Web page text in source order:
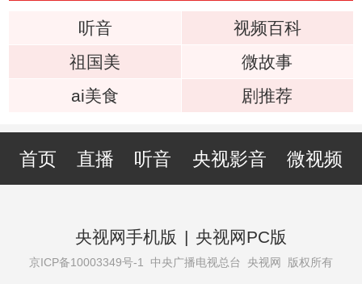
听音
视频百科
祖国美
微故事
ai美食
剧推荐
首页 直播 听音 央视影音 微视频
央视网手机版 | 央视网PC版
京ICP备10003349号-1 中央广播电视总台 央视网 版权所有